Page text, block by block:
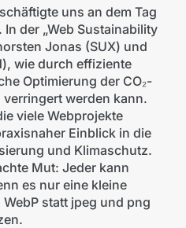
uns an dem Tag
der „Web Sustainability
Jonas (SUX) und
wie durch effiziente
Optimierung der CO₂-
werden kann.
viele Webprojekte
Einblick in die
und Klimaschutz.
Mut: Jeder kann
es nur eine kleine
statt jpeg und png